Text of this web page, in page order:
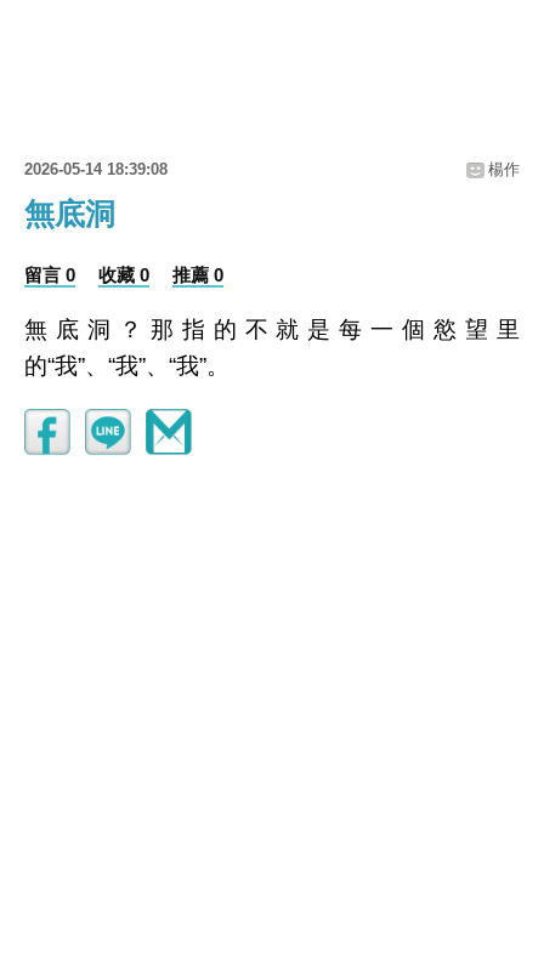
2026-05-14 18:39:08 楊作
無底洞
留言 0 收藏 0 推薦 0
無底洞？那指的不就是每一個慾望里
的“我”、“我”、“我”。